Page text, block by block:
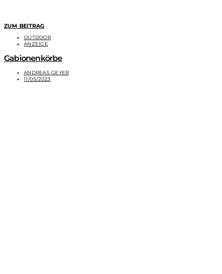
ZUM BEITRAG
OUTDOOR
ANZEIGE
Gabionenkörbe
ANDREAS GEYER
11/05/2023